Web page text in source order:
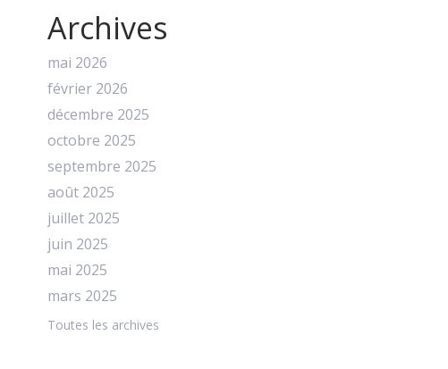
Archives
mai 2026
février 2026
décembre 2025
octobre 2025
septembre 2025
août 2025
juillet 2025
juin 2025
mai 2025
mars 2025
Toutes les archives